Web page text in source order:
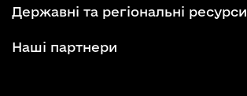
Державні та регіональні ресурси
Наші партнери